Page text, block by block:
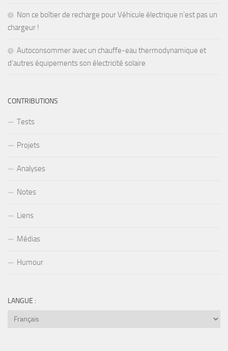
Non ce boîtier de recharge pour Véhicule électrique n’est pas un
chargeur !
Autoconsommer avec un chauffe-eau thermodynamique et
d’autres équipements son électricité solaire
CONTRIBUTIONS
Tests
Projets
Analyses
Notes
Liens
Médias
Humour
LANGUE :